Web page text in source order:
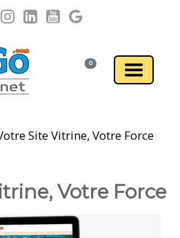
0
Site Vitrine, Votre Force
Votre Force